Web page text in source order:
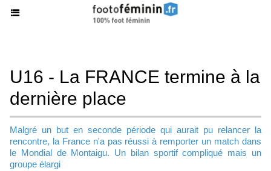
U16 - La FRANCE termine à la
dernière place
Malgré un but en seconde période qui aurait pu relancer la
rencontre, la France n'a pas réussi à remporter un match dans
le Mondial de Montaigu. Un bilan sportif compliqué mais un
groupe élargi